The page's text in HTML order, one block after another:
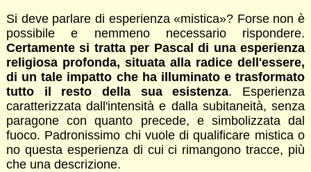
Si deve parlare di esperienza «mistica»? Forse non è
possibile e nemmeno necessario rispondere.
Certamente si tratta per Pascal di una esperienza
religiosa profonda, situata alla radice dell'essere,
di un tale impatto che ha illuminato e trasformato
tutto il resto della sua esistenza. Esperienza
caratterizzata dall'intensità e dalla subitaneità, senza
paragone con quanto precede, e simbolizzata dal
fuoco. Padronissimo chi vuole di qualificare mistica o
no questa esperienza di cui ci rimangono tracce, più
che una descrizione.